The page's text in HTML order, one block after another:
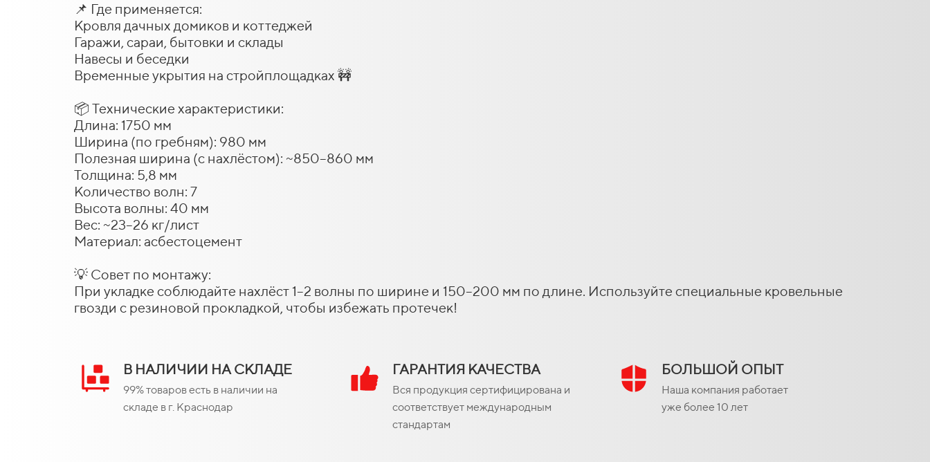
📌 Где применяется:
Кровля дачных домиков и коттеджей
Гаражи, сараи, бытовки и склады
Навесы и беседки
Временные укрытия на стройплощадках 🚧
📦 Технические характеристики:
Длина: 1750 мм
Ширина (по гребням): 980 мм
Полезная ширина (с нахлёстом): ~850–860 мм
Толщина: 5,8 мм
Количество волн: 7
Высота волны: 40 мм
Вес: ~23–26 кг/лист
Материал: асбестоцемент
💡 Совет по монтажу:
При укладке соблюдайте нахлёст 1–2 волны по ширине и 150–200 мм по длине. Используйте специальные кровельные
гвозди с резиновой прокладкой, чтобы избежать протечек!
В НАЛИЧИИ НА СКЛАДЕ
99% товаров есть в наличии на
складе в г. Краснодар
ГАРАНТИЯ КАЧЕСТВА
Вся продукция сертифицирована и
соответствует международным
стандартам
БОЛЬШОЙ ОПЫТ
Наша компания работает
уже более 10 лет